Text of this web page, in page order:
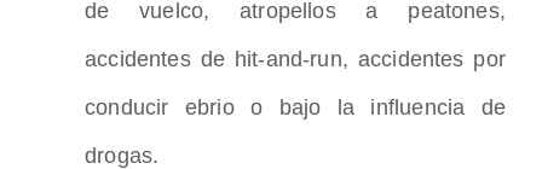
de vuelco, atropellos a peatones,
accidentes de hit-and-run, accidentes por
conducir ebrio o bajo la influencia de
drogas.